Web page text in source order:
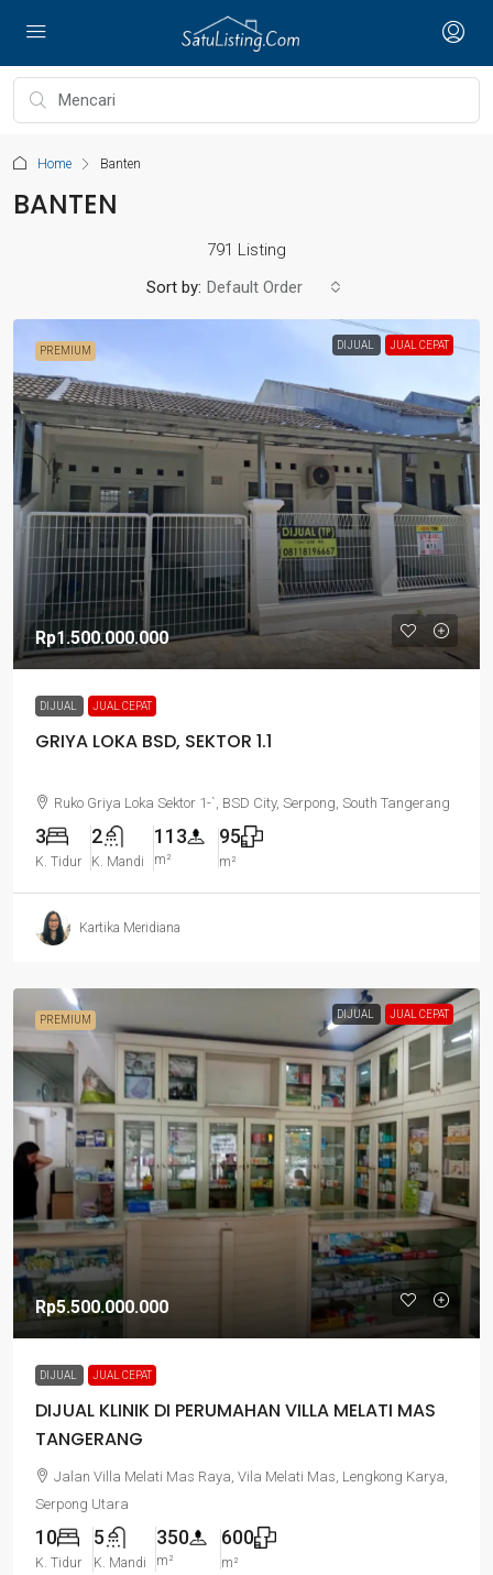
Home Banten
BANTEN
791 Listing
Sort by: Default Order
PREMIUM DIJUAL JUAL CEPAT
Rp1.500.000.000
DIJUAL JUAL CEPAT
GRIYA LOKA BSD, SEKTOR 1.1
Ruko Griya Loka Sektor 1-`, BSD City, Serpong, South Tangerang
3
K. Tidur
2
K. Mandi
113
m²
95
m²
Kartika Meridiana
PREMIUM DIJUAL JUAL CEPAT
Rp5.500.000.000
DIJUAL JUAL CEPAT
DIJUAL KLINIK DI PERUMAHAN VILLA MELATI MAS
TANGERANG
Jalan Villa Melati Mas Raya, Vila Melati Mas, Lengkong Karya,
Serpong Utara
10
K. Tidur
5
K. Mandi
350
m²
600
m²